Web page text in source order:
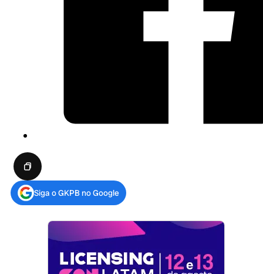
Siga o GKPB no Google